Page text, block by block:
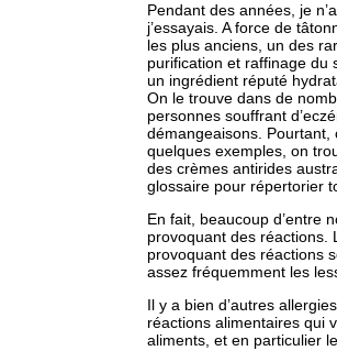
Pendant des années, je
j’essayais. A force de
les plus anciens, un des
purification et raffinage du
un ingrédient réputé
On le trouve dans de
personnes souffrant
démangeaisons.
quelques exemples, on
des crèmes antirides
glossaire pour répertorier
En fait, beaucoup d’entre
provoquant des réactions.
provoquant des réactions
assez fréquemment les
Il y a bien d’autres
réactions alimentaires qui
aliments, et en particulier